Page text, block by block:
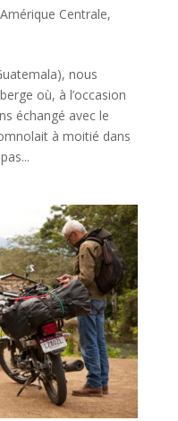
Amérique Centrale,
nous
où, à l’occasion
échangé avec le
à moitié dans